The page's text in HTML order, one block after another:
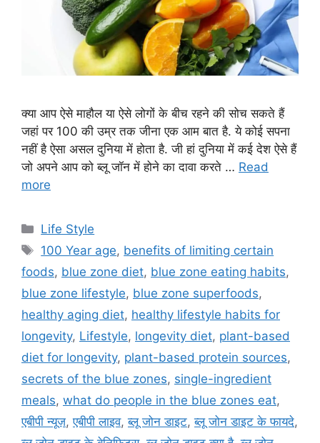
क्या आप ऐसे माहौल या ऐसे लोगों के बीच रहने की सोच सकते हैं
जहां पर 100 की उम्र तक जीना एक आम बात है. ये कोई सपना
नहीं है ऐसा असल दुनिया में होता है. जी हां दुनिया में कई देश ऐसे हैं
जो अपने आप को ब्लू जॉन में होने का दावा करते … Read
more
C
a
e
g
o
r
i
s
Life Style
T
a
s
100 Year age, benefits of limiting certain
foods, blue zone diet, blue zone eating habits,
blue zone lifestyle, blue zone superfoods,
healthy aging diet, healthy lifestyle habits for
longevity, Lifestyle, longevity diet, plant-based
diet for longevity, plant-based protein sources,
secrets of the blue zones, single-ingredient
meals, what do people in the blue zones eat,
एबीपी न्यूज़,एबीपी लाइव,ब्लू जोन डाइट,ब्लू जोन डाइट के फायदे,